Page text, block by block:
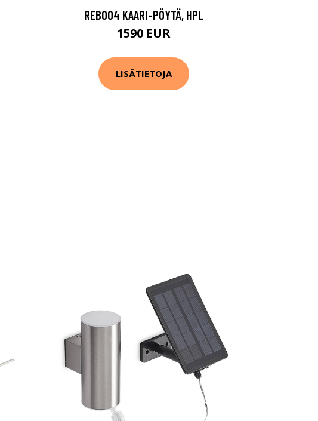
REB004 KAARI-PÖYTÄ, HPL
1590 EUR
LISÄTIETOJA